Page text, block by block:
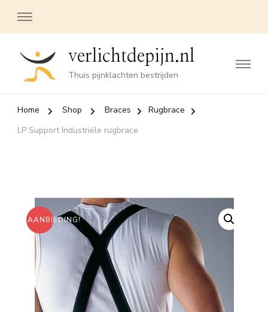
verlichtdepijn.nl
Thuis pijnklachten bestrijden
Home Shop Braces
Rugbrace
LP Support Industriële rugbrace
AANBIEDING!